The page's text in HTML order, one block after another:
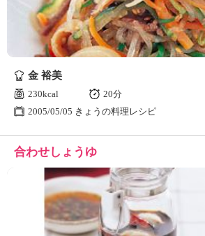
金 裕美
230kcal
20分
2005/05/05 きょうの料理レシピ
合わせしょうゆ